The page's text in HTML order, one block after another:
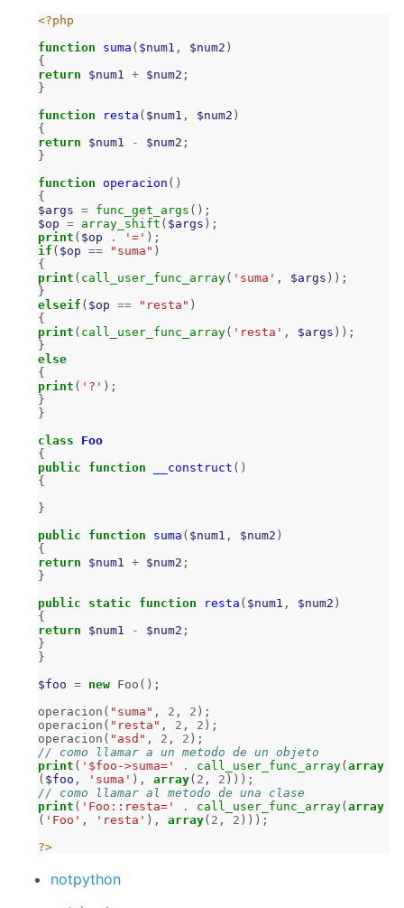
<?php
function
suma ( $num1 , $num2 )
{
return
$num1 + $num2 ;
}
function
resta ( $num1 , $num2 )
{
return
$num1 - $num2 ;
}
function operacion ()
{
$args = func_get_args ();
$op = array_shift ( $args );
print ( $op . '=' );
if ( $op == "suma" )
{
print ( call_user_func_array( 'suma' , $args ));
}
elseif ( $op == "resta" )
{
print ( call_user_func_array( 'resta' , $args ));
}
else
{
print ( '?' );
}
}
class
Foo
{
public
function __construct ()
{
}
public
function suma ( $num1 , $num2 )
{
return
$num1 + $num2 ;
}
public
static function resta ( $num1 , $num2 )
{
return
$num1 - $num2 ;
}
}
$foo = new Foo ();
operacion ( "suma" , 2 , 2 );
operacion ( "resta" , 2 , 2 );
operacion ( "asd" , 2 , 2 );
// como llamar a un metodo de un objeto
print ( '$foo->suma=' . call_user_func_array( array
( $foo , 'suma' ), array( 2 , 2 )));
// como llamar al metodo de una clase
print ( 'Foo::resta=' . call_user_func_array( array
( 'Foo' , 'resta' ), array( 2 , 2 )));
?>
notpython